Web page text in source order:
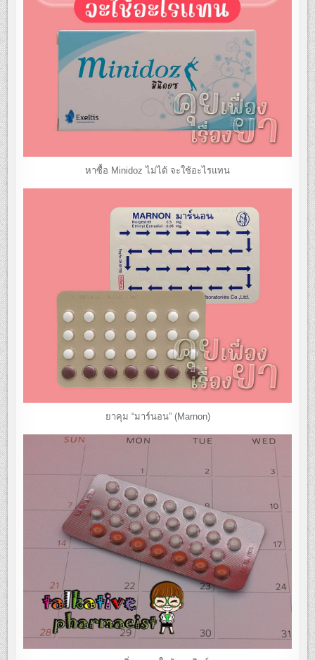
หาซื้อ Minidoz ไม่ได้ จะใช้อะไรแทน
ยาคุม “มาร์นอน” (Marnon)